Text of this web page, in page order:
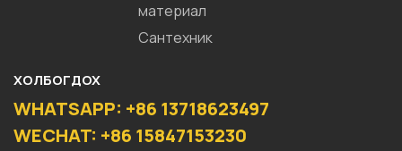
материал
Сантехник
ХОЛБОГДОХ
WHATSAPP: +86 13718623497
WECHAT: +86 15847153230